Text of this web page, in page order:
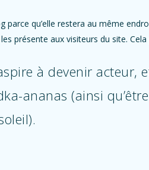
parce qu’elle restera au même
présente aux visiteurs du site.
à devenir acteur,
ananas (ainsi